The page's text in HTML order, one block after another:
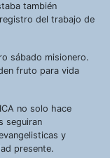
también
del trabajo de
sábado misionero.
fruto para vida
no solo hace
seguiran
y
presente.